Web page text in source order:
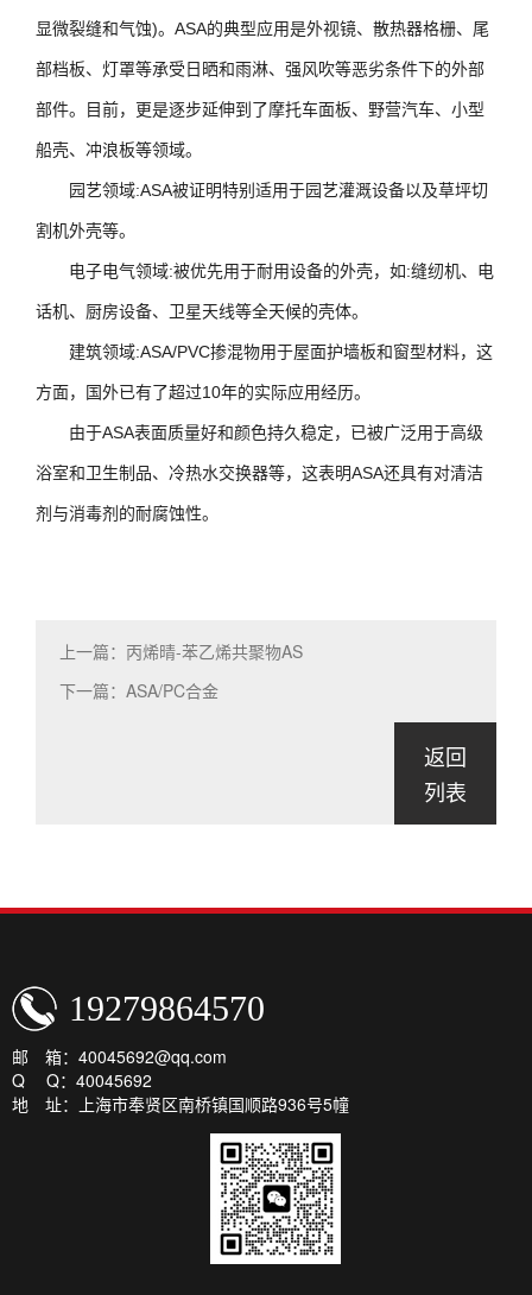
显微裂缝和气蚀)。ASA的典型应用是外视镜、散热器格栅、尾
部档板、灯罩等承受日晒和雨淋、强风吹等恶劣条件下的外部
部件。目前，更是逐步延伸到了摩托车面板、野营汽车、小型
船壳、冲浪板等领域。
园艺领域:ASA被证明特别适用于园艺灌溉设备以及草坪切
割机外壳等。
电子电气领域:被优先用于耐用设备的外壳，如:缝纫机、电
话机、厨房设备、卫星天线等全天候的壳体。
建筑领域:ASA/PVC掺混物用于屋面护墙板和窗型材料，这
方面，国外已有了超过10年的实际应用经历。
由于ASA表面质量好和颜色持久稳定，已被广泛用于高级
浴室和卫生制品、冷热水交换器等，这表明ASA还具有对清洁
剂与消毒剂的耐腐蚀性。
上一篇：丙烯晴-苯乙烯共聚物AS
下一篇：ASA/PC合金
返回
列表
19279864570
邮 箱：40045692@qq.com
Q Q：40045692
地 址：上海市奉贤区南桥镇国顺路936号5幢